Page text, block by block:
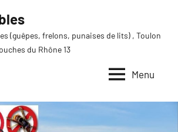
(guêpes, frelons, punaises de lits) , Toulon
du Rhône 13
Menu